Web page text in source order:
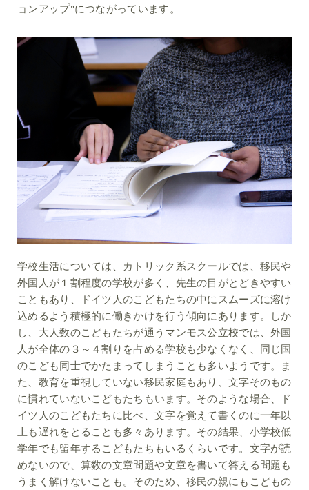
ョンアップ"につながっています。
学校生活については、カトリック系スクールでは、移民や
外国人が１割程度の学校が多く、先生の目がとどきやすい
こともあり、ドイツ人のこどもたちの中にスムーズに溶け
込めるよう積極的に働きかけを行う傾向にあります。しか
し、大人数のこどもたちが通うマンモス公立校では、外国
人が全体の３～４割りを占める学校も少なくなく、同じ国
のこども同士でかたまってしまうことも多いようです。ま
た、教育を重視していない移民家庭もあり、文字そのもの
に慣れていないこどもたちもいます。そのような場合、ド
イツ人のこどもたちに比べ、文字を覚えて書くのに一年以
上も遅れをとることも多々あります。その結果、小学校低
学年でも留年するこどもたちもいるくらいです。文字が読
めないので、算数の文章問題や文章を書いて答える問題も
うまく解けないことも。そのため、移民の親にもこどもの